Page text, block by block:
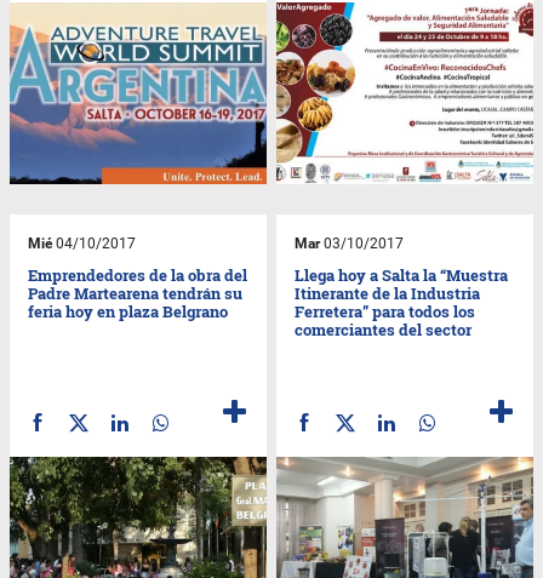
Mié04/10/2017
Emprendedores de la obra del
Padre Martearena tendrán su
feria hoy en plaza Belgrano
Mar03/10/2017
Llega hoy a Salta la “Muestra
Itinerante de la Industria
Ferretera” para todos los
comerciantes del sector